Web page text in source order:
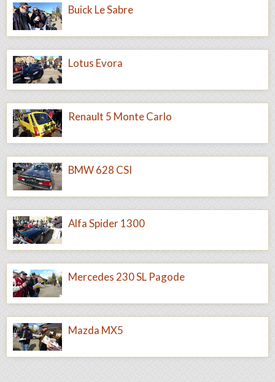
Buick Le Sabre
Lotus Evora
Renault 5 Monte Carlo
BMW 628 CSI
Alfa Spider 1300
Mercedes 230 SL Pagode
Mazda MX5